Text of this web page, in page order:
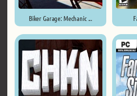
Biker Garage: Mechanic ...